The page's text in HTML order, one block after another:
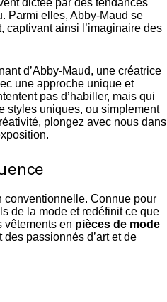
dictée par des tendances
Parmi elles, Abby-Maud se
, captivant ainsi l’imaginaire des
d’Abby-Maud, une créatrice
une approche unique et
pas d’habiller, mais qui
styles uniques, ou simplement
plongez avec nous dans
conventionnelle. Connue pour
de la mode et redéfinit ce que
vêtements en pièces de mode
passionnés d’art et de